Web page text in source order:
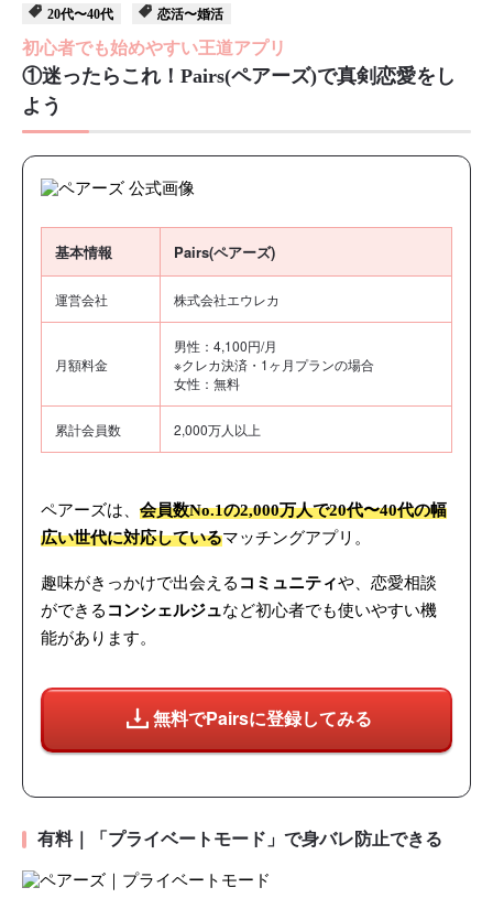
20代〜40代 恋活〜婚活
初心者でも始めやすい王道アプリ
①迷ったらこれ！Pairs(ペアーズ)で真剣恋愛をし
よう
基本情報 Pairs(ペアーズ)
運営会社 株式会社エウレカ
月額料金
男性：4,100円/月
※クレカ決済・1ヶ月プランの場合
女性：無料
累計会員数 2,000万人以上
ペアーズは、 会員数No.1の2,000万人で20代〜40代の幅
広い世代に対応しているマッチングアプリ。
趣味がきっかけで出会える コミュニティや、恋愛相談
ができる コンシェルジュなど初心者でも使いやすい機
能があります。
無料でPairsに登録してみる
有料｜「プライベートモード」で身バレ防止できる